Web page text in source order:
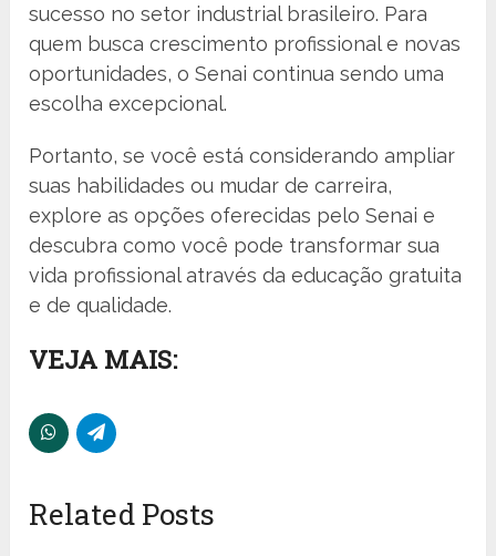
sucesso no setor industrial brasileiro. Para
quem busca crescimento profissional e novas
oportunidades, o Senai continua sendo uma
escolha excepcional.
Portanto, se você está considerando ampliar
suas habilidades ou mudar de carreira,
explore as opções oferecidas pelo Senai e
descubra como você pode transformar sua
vida profissional através da educação gratuita
e de qualidade.
VEJA MAIS:
Related Posts